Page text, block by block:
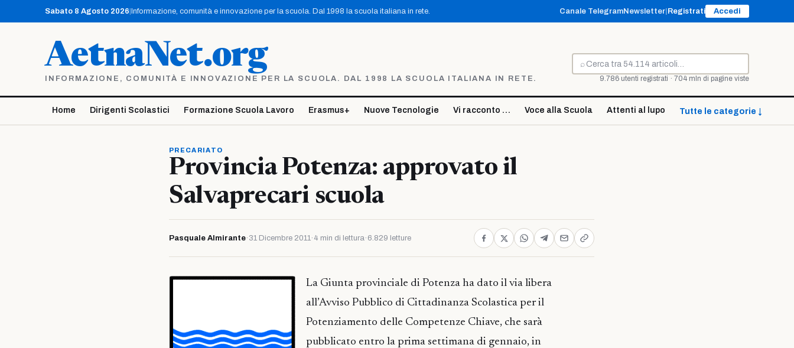
contenuto
Sabato 8 Agosto 2026 Informazione, comunità e innovazione per la scuola. Dal 1998 la scuola italiana in rete. Canale TelegramNewsletter Registrati Accedi
AetnaNet.org
INFORMAZIONE, COMUNITÀ E INNOVAZIONE PER LA SCUOLA. DAL 1998 LA SCUOLA ITALIANA IN RETE.
⌕
Cerca
9.786 utenti registrati · 704 mln di pagine viste
Home Dirigenti Scolastici Formazione Scuola Lavoro Erasmus+ Nuove Tecnologie Vi racconto … Voce alla Scuola Attenti al lupo Tutte le categorie ↓
PRECARIATO
Provincia Potenza: approvato il
Salvaprecari scuola
Pasquale Almirante· 31 Dicembre 2011· 4 min di lettura· 6.829 letture
La Giunta provinciale di Potenza ha dato il via libera
all’Avviso Pubblico di Cittadinanza Scolastica per il
Potenziamento delle Competenze Chiave, che sarà
pubblicato entro la prima settimana di gennaio, in